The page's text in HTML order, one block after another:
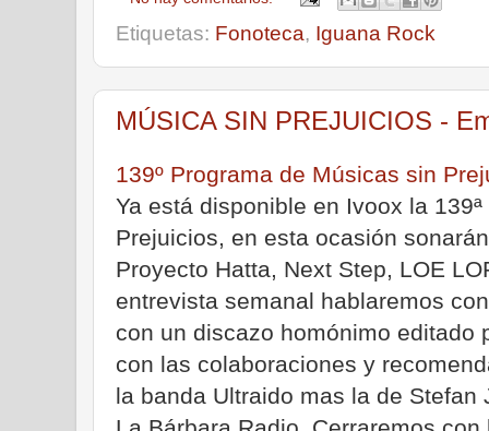
Etiquetas: Fonoteca, Iguana Rock
MÚSICA SIN PREJUICIOS -
139º Programa de Músicas sin
Ya está disponible en Ivoox la
Prejuicios, en esta ocasión
Proyecto Hatta, Next Step, LOE
entrevista semanal hablaremos
con un discazo homónimo editado
con las colaboraciones y
la banda Ultraido mas la de Stefan